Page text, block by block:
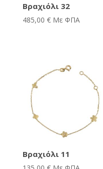
Βραχιόλι 32
485,00 € Με ΦΠΑ
Βραχιόλι 11